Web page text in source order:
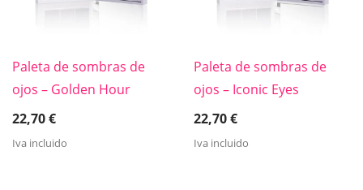
Paleta de sombras de
ojos – Golden Hour
22,70€
Iva incluido
Paleta de sombras de
ojos – Iconic Eyes
22,70€
Iva incluido